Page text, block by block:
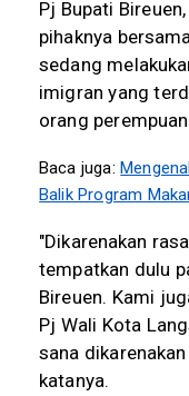
Pj Bupati
pihaknya
sedang
imigran yang
orang
Baca juga:
Balik Program
"Dikarenakan
tempatkan dulu
Bireuen. Kami
Pj Wali Kota
sana
katanya.